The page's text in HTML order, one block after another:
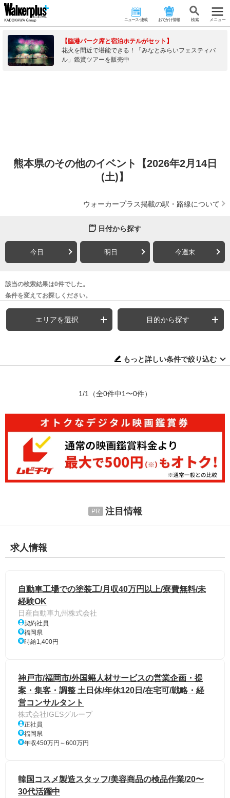
ニュース･連載 おでかけ情報 検 索 メニュー
【臨港パーク席と宿泊ホテルがセット】
花火を間近で堪能できる！「みなとみらいフェスティバ
ル」鑑賞ツアーを販売中
熊本県のその他のイベント【2026年2月14日
(土)】
ウォーカープラス掲載の駅・路線について
日付から探す
今日 明日 今週末
該当の検索結果は0件でした。
条件を変えてお探しください。
エリアを選択 目的から探す
もっと詳しい条件で絞り込む
1/1 （全0件中1〜0件）
注目情報
求人情報
自動車工場での塗装工/月収40万円以上/寮費無料/未
経験OK
日産自動車九州株式会社
契約社員
福岡県
時給1,400円
神戸市/福岡市/外国籍人材サービスの営業企画・提
案・集客・調整 土日休/年休120日/在宅可/戦略・経
営コンサルタント
株式会社IGESグループ
正社員
福岡県
年収450万円～600万円
韓国コスメ製造スタッフ/美容商品の検品作業/20〜
30代活躍中